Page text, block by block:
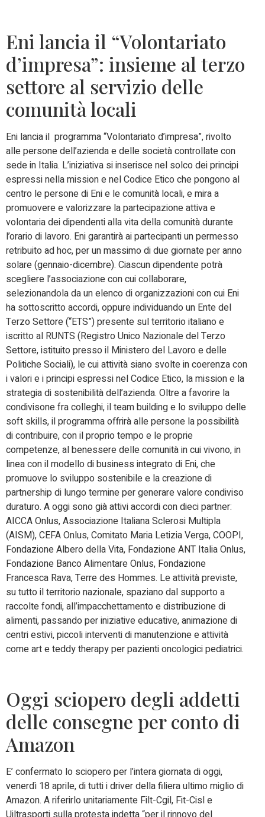
Eni lancia il “Volontariato
d’impresa”: insieme al terzo
settore al servizio delle
comunità locali
Eni lancia il programma “Volontariato d’impresa”, rivolto
alle persone dell’azienda e delle società controllate con
sede in Italia. L’iniziativa si inserisce nel solco dei principi
espressi nella mission e nel Codice Etico che pongono al
centro le persone di Eni e le comunità locali, e mira a
promuovere e valorizzare la partecipazione attiva e
volontaria dei dipendenti alla vita della comunità durante
l’orario di lavoro. Eni garantirà ai partecipanti un permesso
retribuito ad hoc, per un massimo di due giornate per anno
solare (gennaio-dicembre). Ciascun dipendente potrà
scegliere l’associazione con cui collaborare,
selezionandola da un elenco di organizzazioni con cui Eni
ha sottoscritto accordi, oppure individuando un Ente del
Terzo Settore (“ETS”) presente sul territorio italiano e
iscritto al RUNTS (Registro Unico Nazionale del Terzo
Settore, istituito presso il Ministero del Lavoro e delle
Politiche Sociali), le cui attività siano svolte in coerenza con
i valori e i principi espressi nel Codice Etico, la mission e la
strategia di sostenibilità dell’azienda. Oltre a favorire la
condivisone fra colleghi, il team building e lo sviluppo delle
soft skills, il programma offrirà alle persone la possibilità
di contribuire, con il proprio tempo e le proprie
competenze, al benessere delle comunità in cui vivono, in
linea con il modello di business integrato di Eni, che
promuove lo sviluppo sostenibile e la creazione di
partnership di lungo termine per generare valore condiviso
duraturo. A oggi sono già attivi accordi con dieci partner:
AICCA Onlus, Associazione Italiana Sclerosi Multipla
(AISM), CEFA Onlus, Comitato Maria Letizia Verga, COOPI,
Fondazione Albero della Vita, Fondazione ANT Italia Onlus,
Fondazione Banco Alimentare Onlus, Fondazione
Francesca Rava, Terre des Hommes. Le attività previste,
su tutto il territorio nazionale, spaziano dal supporto a
raccolte fondi, all’impacchettamento e distribuzione di
alimenti, passando per iniziative educative, animazione di
centri estivi, piccoli interventi di manutenzione e attività
come art e teddy therapy per pazienti oncologici pediatrici.
Oggi sciopero degli addetti
delle consegne per conto di
Amazon
E’ confermato lo sciopero per l’intera giornata di oggi,
venerdì 18 aprile, di tutti i driver della filiera ultimo miglio di
Amazon. A riferirlo unitariamente Filt-Cgil, Fit-Cisl e